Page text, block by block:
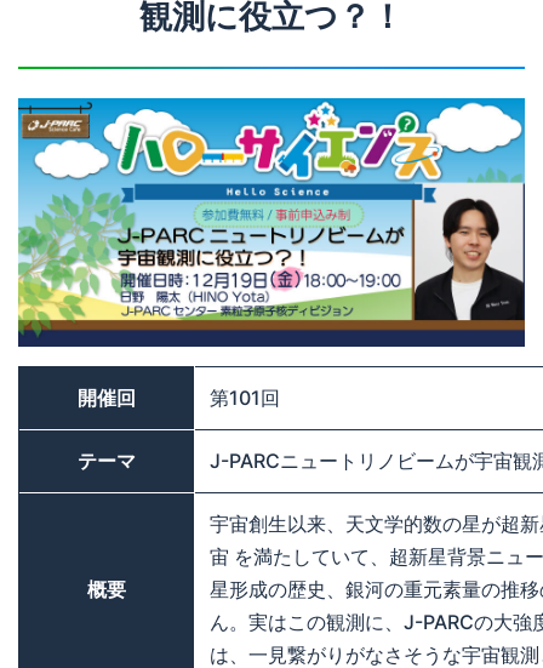
観測に役立つ？！
開催回 第101回
テーマ J-PARCニュートリノビームが宇宙観
概要
宇宙創生以来、天文学的数の星が超
宙 を満たしていて、超新星背景ニュ
星形成の歴史、銀河の重元素量の推
ん。実はこの観測に、J-PARCの大
は、一見繋がりがなさそうな宇宙観